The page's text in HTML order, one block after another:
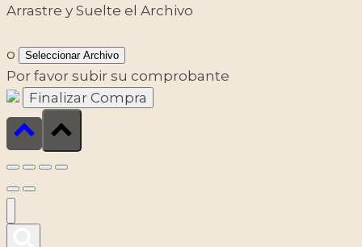
Arrastre y Suelte el Archivo
o Seleccionar Archivo
Por favor subir su comprobante